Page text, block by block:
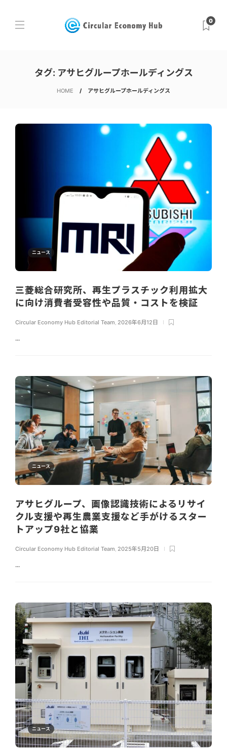
0
タグ: アサヒグループホールディングス
HOME アサヒグループホールディングス
ニュース
三菱総合研究所、再生プラスチック利用拡大
に向け消費者受容性や品質・コストを検証
Circular Economy Hub Editorial Team, 2026年6月12日
...
ニュース
アサヒグループ、画像認識技術によるリサイ
クル支援や再生農業支援など手がけるスター
トアップ9社と協業
Circular Economy Hub Editorial Team, 2025年5月20日
...
ニュース